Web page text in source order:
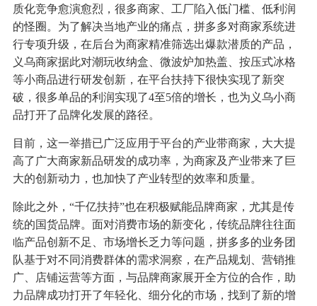
质化竞争愈演愈烈，很多商家、工厂陷入低门槛、低利润
的怪圈。为了解决当地产业的痛点，拼多多对商家系统进
行专项升级，在后台为商家精准筛选出爆款潜质的产品，
义乌商家据此对潮玩收纳盒、微波炉加热盖、按压式冰格
等小商品进行研发创新，在平台扶持下很快实现了新突
破，很多单品的利润实现了4至5倍的增长，也为义乌小商
品打开了品牌化发展的路径。
目前，这一举措已广泛应用于平台的产业带商家，大大提
高了广大商家新品研发的成功率，为商家及产业带来了巨
大的创新动力，也加快了产业转型的效率和质量。
除此之外，“千亿扶持”也在积极赋能品牌商家，尤其是传
统的国货品牌。面对消费市场的新变化，传统品牌往往面
临产品创新不足、市场增长乏力等问题，拼多多的业务团
队基于对不同消费群体的需求洞察，在产品规划、营销推
广、店铺运营等方面，与品牌商家展开全方位的合作，助
力品牌成功打开了年轻化、细分化的市场，找到了新的增